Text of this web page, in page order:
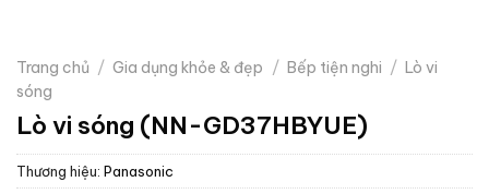
Trang chủ / Gia dụng khỏe & đẹp / Bếp tiện nghi / Lò vi
sóng
Lò vi sóng (NN-GD37HBYUE)
Thương hiệu: Panasonic